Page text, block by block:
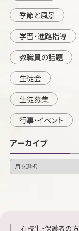
季節と風景
学習・進路指導
教職員の話題
生徒会
生徒募集
行事・イベント
アーカイブ
在校生・保護者の方